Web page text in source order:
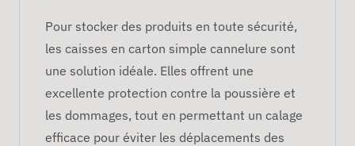
Pour stocker des produits en toute sécurité,
les caisses en carton simple cannelure sont
une solution idéale. Elles offrent une
excellente protection contre la poussière et
les dommages, tout en permettant un calage
efficace pour éviter les déplacements des